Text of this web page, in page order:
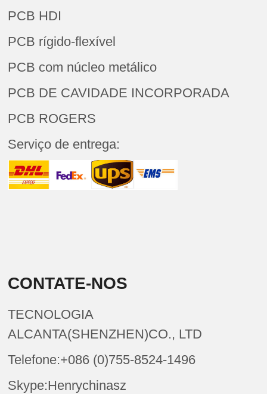
PCB HDI
PCB rígido-flexível
PCB com núcleo metálico
PCB DE CAVIDADE INCORPORADA
PCB ROGERS
Serviço de entrega:
CONTATE-NOS
TECNOLOGIA
ALCANTA(SHENZHEN)CO., LTD
Telefone:+086 (0)755-8524-1496
Skype:Henrychinasz